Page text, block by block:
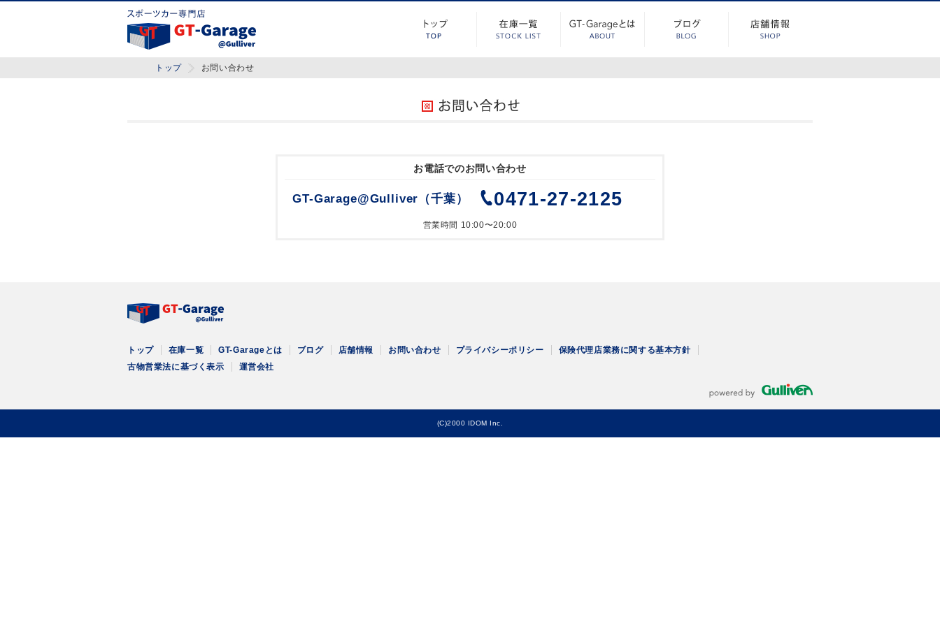
トップ お問い合わせ
お電話でのお問い合わせ
GT-Garage@Gulliver（千葉） 0471-27-2125
営業時間 10:00〜20:00
トップ 在庫一覧 GT-Garageとは ブログ 店舗情報 お問い合わせ プライバシーポリシー 保険代理店業務に関する基本方針
古物営業法に基づく表示
運営会社
(C)2000 IDOM Inc.